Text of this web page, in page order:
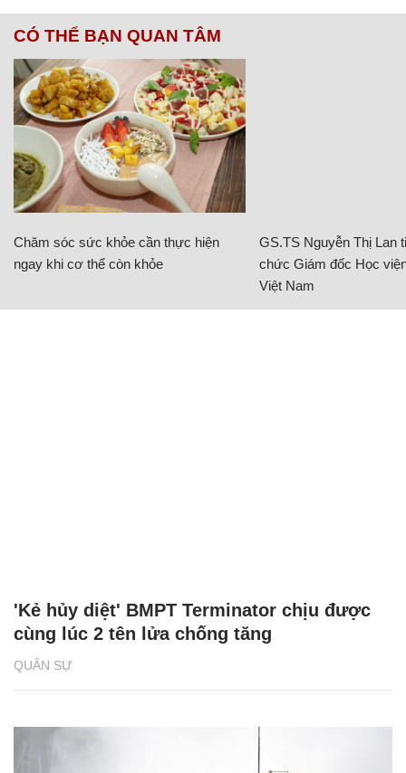
CÓ THỂ BẠN QUAN TÂM
Chăm sóc sức khỏe cần thực hiện
ngay khi cơ thể còn khỏe
GS.TS Nguyễn Thị Lan
chức Giám đốc Học
Việt Nam
QUÂN SỰ
'Kẻ hủy diệt' BMPT Terminator chịu được
cùng lúc 2 tên lửa chống tăng